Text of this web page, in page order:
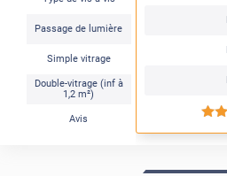
Passage de lumière
Simple vitrage
Double-vitrage (inf à
1,2 m²)
Avis